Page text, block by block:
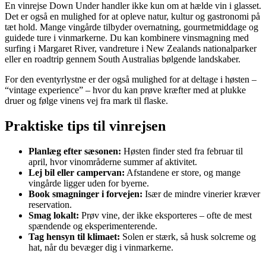
En vinrejse Down Under handler ikke kun om at hælde vin i glasset.
Det er også en mulighed for at opleve natur, kultur og gastronomi på
tæt hold. Mange vingårde tilbyder overnatning, gourmetmiddage og
guidede ture i vinmarkerne. Du kan kombinere vinsmagning med
surfing i Margaret River, vandreture i New Zealands nationalparker
eller en roadtrip gennem South Australias bølgende landskaber.
For den eventyrlystne er der også mulighed for at deltage i høsten –
“vintage experience” – hvor du kan prøve kræfter med at plukke
druer og følge vinens vej fra mark til flaske.
Praktiske tips til vinrejsen
Planlæg efter sæsonen: Høsten finder sted fra februar til
april, hvor vinområderne summer af aktivitet.
Lej bil eller campervan: Afstandene er store, og mange
vingårde ligger uden for byerne.
Book smagninger i forvejen: Især de mindre vinerier kræver
reservation.
Smag lokalt: Prøv vine, der ikke eksporteres – ofte de mest
spændende og eksperimenterende.
Tag hensyn til klimaet: Solen er stærk, så husk solcreme og
hat, når du bevæger dig i vinmarkerne.